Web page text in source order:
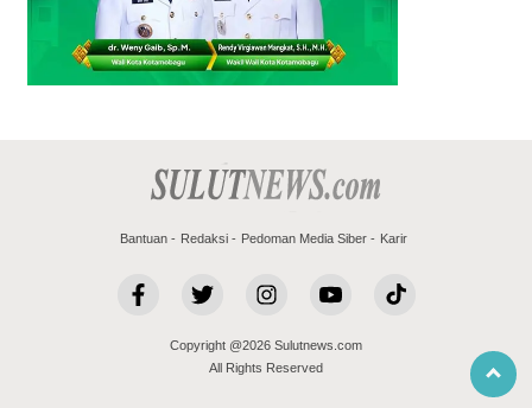
Bantuan Redaksi Pedoman Media Siber Karir
Copyright @2026 Sulutnews.com
All Rights Reserved